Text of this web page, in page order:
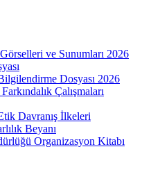
ve Sunumları 2026
Dosyası 2026
Çalışmaları
Davranış İlkeleri
Beyanı
Organizasyon Kitabı